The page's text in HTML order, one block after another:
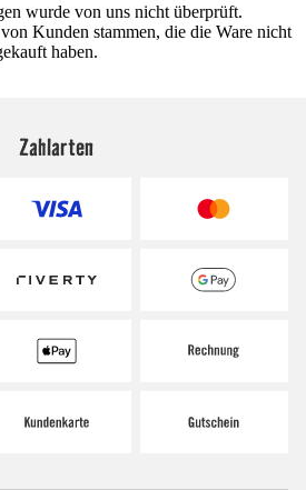
wurde von uns nicht überprüft.
Kunden stammen, die die Ware nicht
haben.
Zahlarten